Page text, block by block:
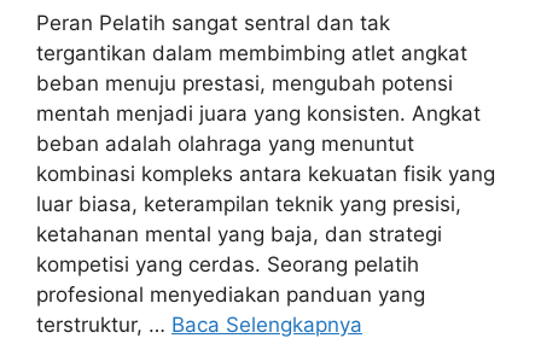
Peran Pelatih sangat sentral dan tak
tergantikan dalam membimbing atlet angkat
beban menuju prestasi, mengubah potensi
mentah menjadi juara yang konsisten. Angkat
beban adalah olahraga yang menuntut
kombinasi kompleks antara kekuatan fisik yang
luar biasa, keterampilan teknik yang presisi,
ketahanan mental yang baja, dan strategi
kompetisi yang cerdas. Seorang pelatih
profesional menyediakan panduan yang
terstruktur, … Baca Selengkapnya